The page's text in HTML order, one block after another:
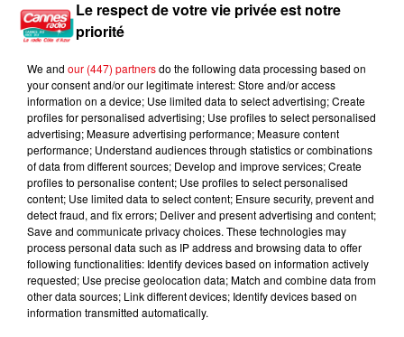
Le respect de votre vie privée est notre
priorité
We and our (447) partnersdo the following data processing based on
your consent and/or our legitimate interest: Store and/or access
information on a device; Use limited data to select advertising; Create
profiles for personalised advertising; Use profiles to select personalised
advertising; Measure advertising performance; Measure content
performance; Understand audiences through statistics or combinations
of data from different sources; Develop and improve services; Create
profiles to personalise content; Use profiles to select personalised
content; Use limited data to select content; Ensure security, prevent and
detect fraud, and fix errors; Deliver and present advertising and content;
Save and communicate privacy choices. These technologies may
process personal data such as IP address and browsing data to offer
following functionalities: Identify devices based on information actively
requested; Use precise geolocation data; Match and combine data from
other data sources; Link different devices; Identify devices based on
information transmitted automatically.